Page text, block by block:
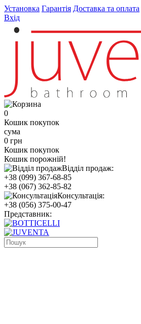
Установка Гарантія Доставка та оплата
Вхід
0
Кошик покупок
сума
0 грн
Кошик покупок
Кошик порожній!
Відділ продаж:
+38 (099) 367-68-85
+38 (067) 362-85-82
Консультація:
+38 (056) 375-00-47
Представник: